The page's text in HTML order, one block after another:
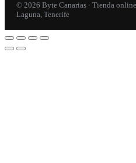
© 2026 Byte Canarias · Tienda
Laguna, Tenerife